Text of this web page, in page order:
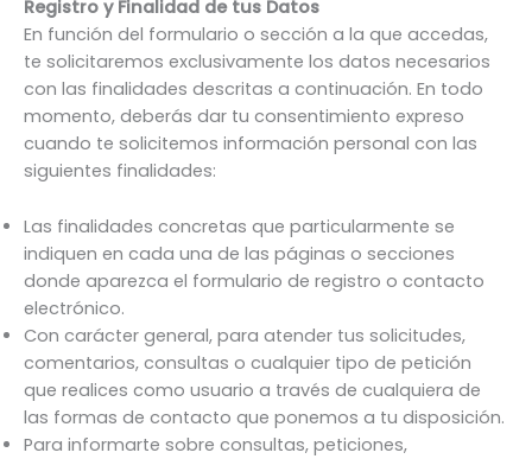
Registro y Finalidad de tus Datos
En función del formulario o sección a la que accedas,
te solicitaremos exclusivamente los datos necesarios
con las finalidades descritas a continuación. En todo
momento, deberás dar tu consentimiento expreso
cuando te solicitemos información personal con las
siguientes finalidades:
Las finalidades concretas que particularmente se
indiquen en cada una de las páginas o secciones
donde aparezca el formulario de registro o contacto
electrónico.
Con carácter general, para atender tus solicitudes,
comentarios, consultas o cualquier tipo de petición
que realices como usuario a través de cualquiera de
las formas de contacto que ponemos a tu disposición.
Para informarte sobre consultas, peticiones,